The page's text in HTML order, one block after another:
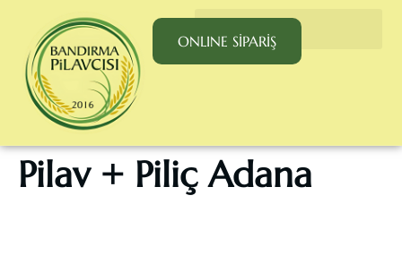
ONLINE SİPARİŞ
Pilav + Piliç Adana